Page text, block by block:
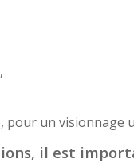
pour un visionnage
il est